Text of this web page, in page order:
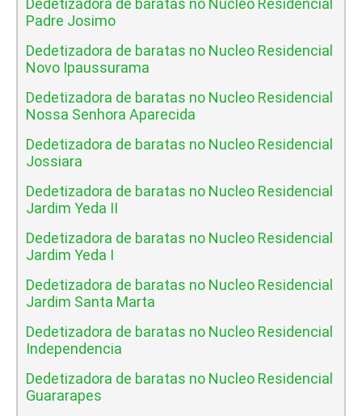
Dedetizadora de baratas no Nucleo Residencial
Padre Josimo
Dedetizadora de baratas no Nucleo Residencial
Novo Ipaussurama
Dedetizadora de baratas no Nucleo Residencial
Nossa Senhora Aparecida
Dedetizadora de baratas no Nucleo Residencial
Jossiara
Dedetizadora de baratas no Nucleo Residencial
Jardim Yeda II
Dedetizadora de baratas no Nucleo Residencial
Jardim Yeda I
Dedetizadora de baratas no Nucleo Residencial
Jardim Santa Marta
Dedetizadora de baratas no Nucleo Residencial
Independencia
Dedetizadora de baratas no Nucleo Residencial
Guararapes